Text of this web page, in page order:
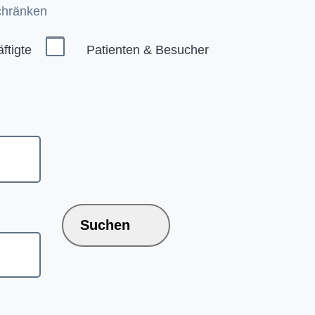
Patienten & Besucher
Suchen